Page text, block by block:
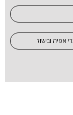
אפיה ובישול